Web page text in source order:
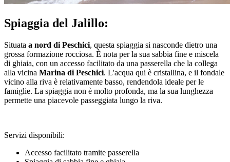
Spiaggia del Jalillo:
Situata a nord di Peschici, questa spiaggia si nasconde dietro una
grossa formazione rocciosa. È nota per la sua sabbia fine e miscela
di ghiaia, con un accesso facilitato da una passerella che la collega
alla vicina Marina di Peschici. L'acqua qui è cristallina, e il fondale
vicino alla riva è relativamente basso, rendendola ideale per le
famiglie. La spiaggia non è molto profonda, ma la sua lunghezza
permette una piacevole passeggiata lungo la riva.
Servizi disponibili:
Accesso facilitato tramite passerella